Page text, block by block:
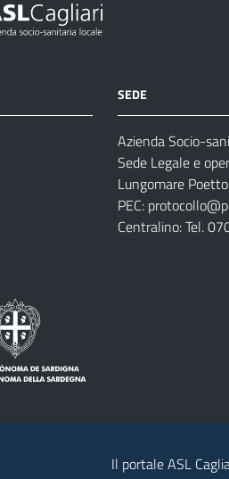
SEDE
Azienda Socio-
Sede Legale e
Lungomare
PEC:
Centralino: Tel.
Privacy policy
Il portale ASL